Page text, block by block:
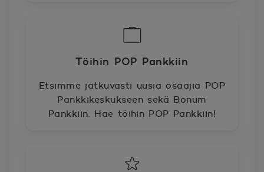
Töihin POP Pankkiin
Etsimme jatkuvasti uusia osaajia POP
Pankkikeskukseen sekä Bonum
Pankkiin. Hae töihin POP Pankkiin!